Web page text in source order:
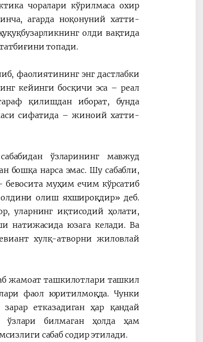
чоралари кўрилмаса охир
агарда ноқонуний хатти-
олди вақтида
топади.
фаолиятининг энг дастлабки
кейинги босқичи эса – реал
қилишдан иборат, бунда
сифатида – жиноий хатти-
ўзларининг мавжуд
бошқа нарса эмас. Шу сабабли,
муҳим ечим кўрсатиб
олиш яхшироқдир» деб.
уларнинг иқтисодий ҳолати,
натижасида юзага келади. Ва
хулқ-атворни жиловлай
жамоат ташкилотлари ташкил
фаол юритилмоқда. Чунки
етказадиган ҳар қандай
ўзлари билмаган ҳолда ҳам
сабаб содир этилади.